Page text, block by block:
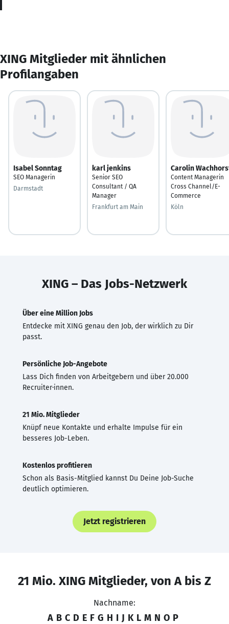
XING Mitglieder mit ähnlichen
Profilangaben
Isabel Sonntag
SEO Managerin
Darmstadt
karl jenkins
Senior SEO
Consultant / QA
Manager
Frankfurt am Main
Carolin
Content Managerin
Cross Channel/E-
Commerce
Köln
XING – Das Jobs-Netzwerk
Über eine Million Jobs
Entdecke mit XING genau den Job, der wirklich zu Dir
passt.
Persönliche Job-Angebote
Lass Dich finden von Arbeitgebern und über 20.000
Recruiter·innen.
21 Mio. Mitglieder
Knüpf neue Kontakte und erhalte Impulse für ein
besseres Job-Leben.
Kostenlos profitieren
Schon als Basis-Mitglied kannst Du Deine Job-Suche
deutlich optimieren.
Jetzt registrieren
21 Mio. XING Mitglieder, von A bis Z
Nachname:
A B C D E F G H I J K L M N O P